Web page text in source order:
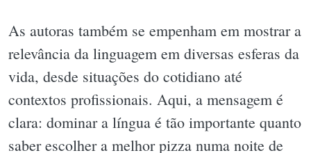
As autoras também se empenham em mostrar a
relevância da linguagem em diversas esferas da
vida, desde situações do cotidiano até
contextos profissionais. Aqui, a mensagem é
clara: dominar a língua é tão importante quanto
saber escolher a melhor pizza numa noite de